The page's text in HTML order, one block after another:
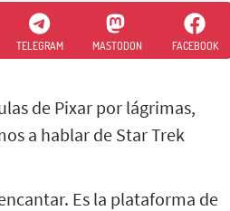
TELEGRAM MASTODON FACEBOOK
de Pixar por lágrimas,
a hablar de Star Trek
Es la plataforma de